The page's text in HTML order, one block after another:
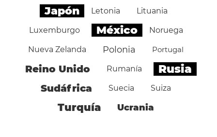
Japón Letonia Lituania
Luxemburgo México Noruega
Nueva Zelanda Polonia Portugal
Reino Unido Rumanía Rusia
Sudáfrica Suecia Suiza
Turquía Ucrania